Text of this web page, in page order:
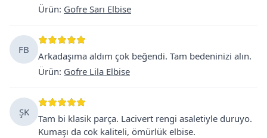
Ürün: Gofre Sarı Elbise
FB
Arkadaşıma aldım çok beğendi. Tam bedeninizi alın.
Ürün: Gofre Lila Elbise
ŞK
Tam bi klasik parça. Lacivert rengi asaletiyle duruyo.
Kumaşı da cok kaliteli, ömürlük elbise.